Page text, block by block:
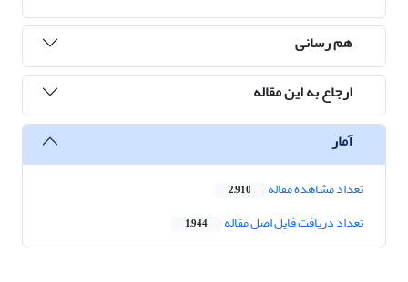
هم رسانی
ارجاع به این مقاله
آمار
تعداد مشاهده مقاله 2,910
تعداد دریافت فایل اصل مقاله 1,944